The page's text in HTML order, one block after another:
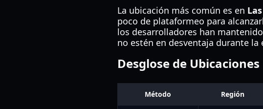
La ubicación más común es en
poco de plataformeo para
los desarrolladores han
no estén en desventaja durante
Desglose de Ubicaciones
Método Región